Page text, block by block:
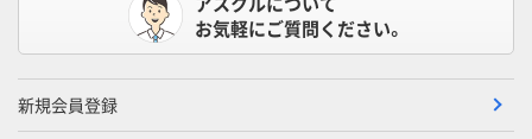
お気軽にご質問ください。
新規会員登録